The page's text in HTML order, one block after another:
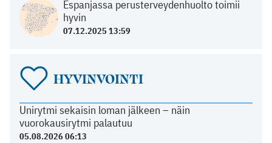
Espanjassa perusterveydenhuolto toimii
hyvin
07.12.2025 13:59
HYVINVOINTI
Unirytmi sekaisin loman jälkeen – näin
vuorokausirytmi palautuu
05.08.2026 06:13